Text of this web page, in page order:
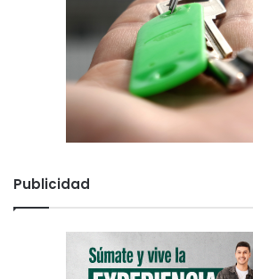
Publicidad